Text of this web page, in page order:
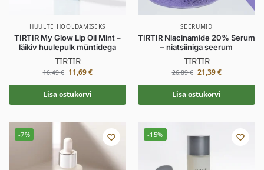
HUULTE HOOLDAMISEKS
TIRTIR My Glow Lip Oil Mint –
läikiv huulepulk müntidega
TIRTIR
16,49€ 11,69€
Lisa ostukorvi
SEERUMID
TIRTIR Niacinamide 20% Serum
– niatsiiniga seerum
TIRTIR
26,89€ 21,39€
Lisa ostukorvi
-7% -15%